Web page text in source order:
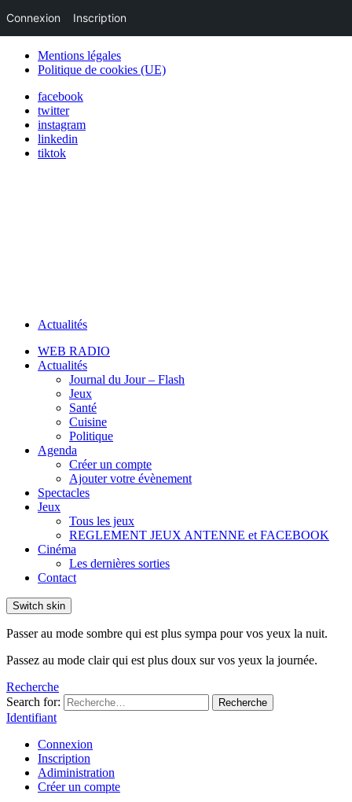
Mentions légales
Politique de cookies (UE)
facebook
twitter
instagram
linkedin
tiktok
Actualités
WEB RADIO
Actualités
Journal du Jour – Flash
Jeux
Santé
Cuisine
Politique
Agenda
Créer un compte
Ajouter votre évènement
Spectacles
Jeux
Tous les jeux
REGLEMENT JEUX ANTENNE et FACEBOOK
Cinéma
Les dernières sorties
Contact
Switch skin
Passer au mode sombre qui est plus sympa pour vos yeux la nuit.
Passez au mode clair qui est plus doux sur vos yeux la journée.
Recherche
Search for:
Recherche
Identifiant
Connexion
Inscription
Adiministration
Créer un compte
Connexion Inscription